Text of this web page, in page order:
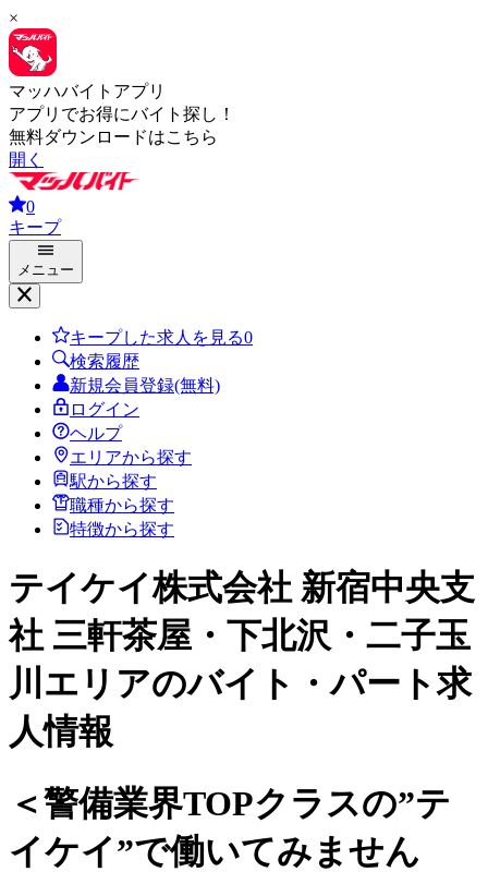
×
マッハバイトアプリ
アプリでお得にバイト探し！
無料ダウンロードはこちら
開く
0
キープ
メニュー
キープした求人を見る0
検索履歴
新規会員登録(無料)
ログイン
ヘルプ
エリアから探す
駅から探す
職種から探す
特徴から探す
テイケイ株式会社 新宿中央支
社 三軒茶屋・下北沢・二子玉
川エリアのバイト・パート求
人情報
＜警備業界TOPクラスの”テ
イケイ”で働いてみません